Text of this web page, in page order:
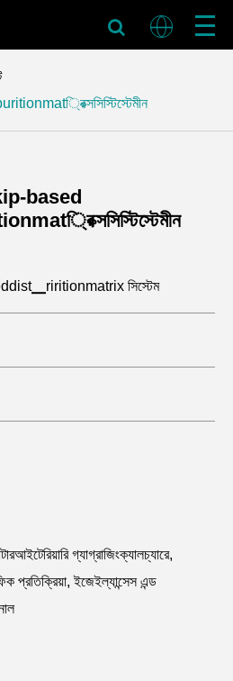
based
সিস্টেম
গ্যাগ্রাজিংক্যালচ্যারে,
প্রতিক্রিয়া, ইজেইল্যান্সেস এন্ড